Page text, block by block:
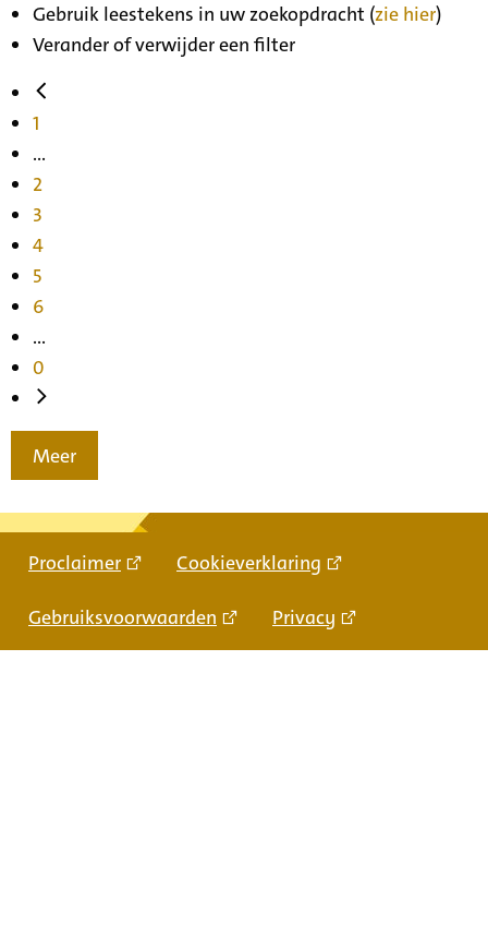
Gebruik leestekens in uw zoekopdracht (zie hier)
Verander of verwijder een filter
1
...
2
3
4
5
6
...
0
Meer
Proclaimer Cookieverklaring
Gebruiksvoorwaarden Privacy